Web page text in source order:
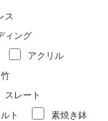
ス
ィング
アクリル
スレート
ト
素焼き鉢